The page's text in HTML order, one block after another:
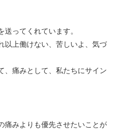
ってくれています。
以上働けない、苦しいよ、気づ
、痛みとして、私たちにサイン
痛みよりも優先させたいことが